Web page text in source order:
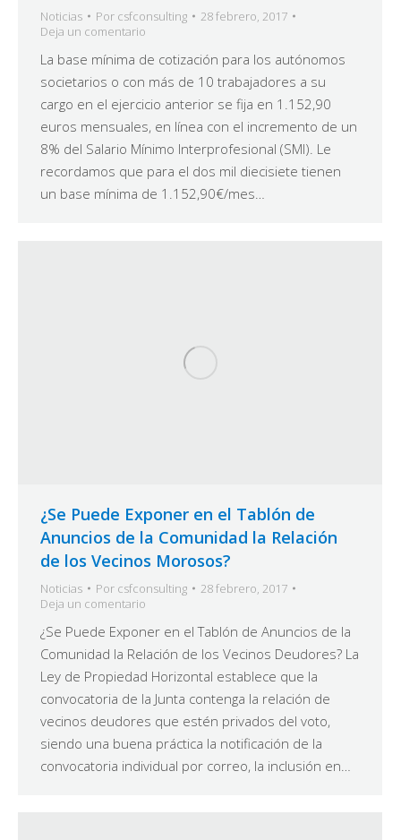
Noticias Por csfconsulting
28 febrero, 2017
Deja un comentario
La base mínima de cotización para los autónomos
societarios o con más de 10 trabajadores a su
cargo en el ejercicio anterior se fija en 1.152,90
euros mensuales, en línea con el incremento de un
8% del Salario Mínimo Interprofesional (SMI). Le
recordamos que para el dos mil diecisiete tienen
un base mínima de 1.152,90€/mes…
¿Se Puede Exponer en el Tablón de
Anuncios de la Comunidad la Relación
de los Vecinos Morosos?
Noticias Por csfconsulting
28 febrero, 2017
Deja un comentario
¿Se Puede Exponer en el Tablón de Anuncios de la
Comunidad la Relación de los Vecinos Deudores? La
Ley de Propiedad Horizontal establece que la
convocatoria de la Junta contenga la relación de
vecinos deudores que estén privados del voto,
siendo una buena práctica la notificación de la
convocatoria individual por correo, la inclusión en…